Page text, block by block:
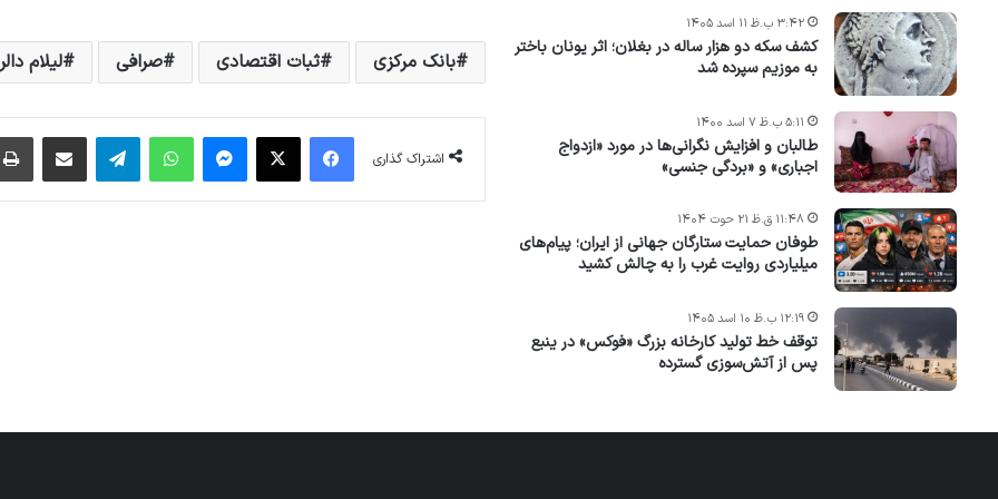
بانک مرکزی ثبات اقتصادی صرافی لیلام
اشتراک گذاری
فیس بوک X پیام رسان واتس آپ تلگرام اشتراک گذاری از طریق ایمیل
کشف سکه دو هزار ساله در بغلان؛ اثر یونان باختر
به موزیم سپرده شد
۳:۴۲ ب.ظ ۱۱ اسد ۱۴۰۵
طالبان و افزایش نگرانی‌ها در مورد «ازدواج
اجباری» و «بردگی جنسی»
۵:۱۱ ب.ظ ۷ اسد ۱۴۰۰
طوفان حمایت ستارگان جهانی از ایران؛ پیام‌های
میلیاردی روایت غرب را به چالش کشید
۱۱:۴۸ ق.ظ ۲۱ حوت ۱۴۰۴
توقف خط تولید کارخانه بزرگ «فوکس» در ینبع
پس از آتش‌سوزی گسترده
۱۲:۱۹ ب.ظ ۱۰ اسد ۱۴۰۵